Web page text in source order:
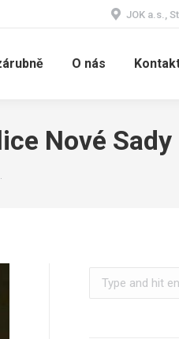
JOK a.s.,
O nás
Nové Sady
Search: